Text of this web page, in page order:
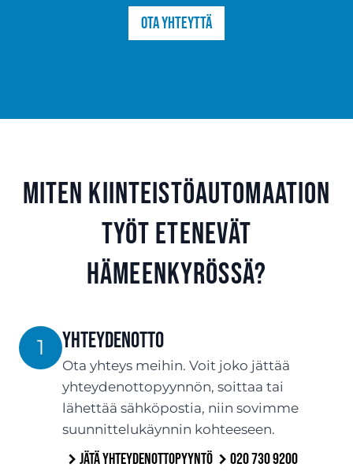
Ota yhteyttä
Miten kiinteistöautomaation
työt etenevät
Hämeenkyrössä?
1 Yhteydenotto
Ota yhteys meihin. Voit joko jättää
yhteydenottopyynnön, soittaa tai
lähettää sähköpostia, niin sovimme
suunnittelukäynnin kohteeseen.
Jätä yhteydenottopyyntö
020 730 9200